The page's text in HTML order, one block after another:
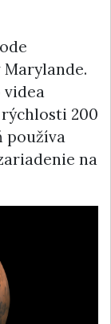
videa
200
používa
na